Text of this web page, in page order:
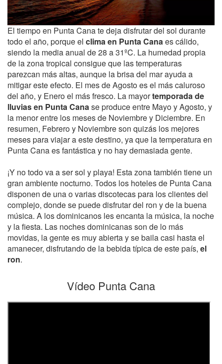
El tiempo en Punta Cana te deja disfrutar del sol durante
todo el año, porque el climaen Punta Canaes cálido,
siendo la media anual de 28 a 31ºC. La humedad propia
de la zona tropical consigue que las temperaturas
parezcan más altas, aunque la brisa del mar ayuda a
mitigar este efecto. El mes de Agosto es el más caluroso
del año, y Enero el más fresco. La mayortemporada de
lluvias en Punta Canase produce entre Mayo y Agosto, y
la menor entre los meses de Noviembre y Diciembre. En
resumen, Febrero y Noviembre son quizás los mejores
meses para viajar a este destino, ya que la temperatura en
Punta Cana es fantástica y no hay demasiada gente.
¡Y no todo va a ser sol y playa! Esta zona también tiene un
gran ambiente nocturno. Todos los hoteles de Punta Cana
disponen de una o varias discotecas para los clientes del
complejo, donde se puede disfrutar del ron y de la buena
música. A los dominicanos les encanta la música, la noche
y la fiesta. Las noches dominicanas son de lo más
movidas, la gente es muy abierta y se baila casi hasta el
amanecer, disfrutando de la bebida típica de este país, el
ron.
Vídeo Punta Cana